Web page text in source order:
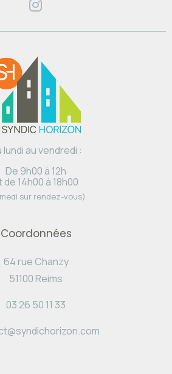
lundi au vendredi :
De 9h00 à 12h
de 14h00 à 18h00
sur rendez-vous)
Coordonnées
64 rue Chanzy
51100 Reims
03 26 50 11 33